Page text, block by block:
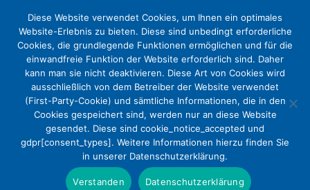
Deutscher Evangelischer
Krankenhausverband wählt neuen
Vorstand
Diese Website verwendet Cookies, um Ihnen ein optimales
Website-Erlebnis zu bieten. Diese sind unbedingt erforderliche
Cookies, die grundlegende Funktionen ermöglichen und für die
einwandfreie Funktion der Website erforderlich sind. Daher
kann man sie nicht deaktivieren. Diese Art von Cookies wird
ausschließlich von dem Betreiber der Website verwendet
(First-Party-Cookie) und sämtliche Informationen, die in den
Cookies gespeichert sind, werden nur an diese Website
gesendet. Diese sind cookie_notice_accepted und
gdpr[consent_types]. Weitere Informationen hierzu finden Sie
in unserer Datenschutzerklärung.
Verstanden Datenschutzerklärung